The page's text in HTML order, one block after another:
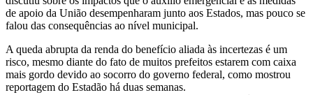
de apoio da União desempenharam junto aos Estados, mas pouco se
falou das consequências ao nível municipal.
A queda abrupta da renda do benefício aliada às incertezas é um
risco, mesmo diante do fato de muitos prefeitos estarem com caixa
mais gordo devido ao socorro do governo federal, como mostrou
reportagem do Estadão há duas semanas.